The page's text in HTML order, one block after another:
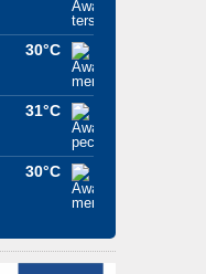
30°C
31°C
30°C